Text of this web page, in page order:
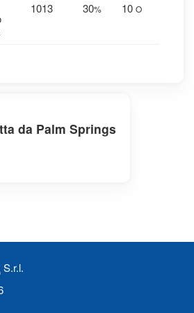
1013 30% 10 O
da Palm Springs
S.r.l.